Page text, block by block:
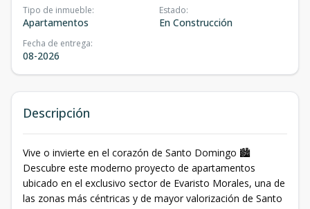
Tipo de inmueble:
Apartamentos
Estado:
En Construcción
Fecha de entrega:
08-2026
Descripción
Vive o invierte en el corazón de Santo Domingo 🏙️
Descubre este moderno proyecto de apartamentos
ubicado en el exclusivo sector de Evaristo Morales, una de
las zonas más céntricas y de mayor valorización de Santo